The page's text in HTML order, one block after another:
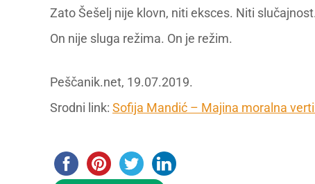
Zato Šešelj nije klovn, niti eksces. Niti slučajnost.
On nije sluga režima. On je režim.
Peščanik.net, 19.07.2019.
Srodni link: Sofija Mandić – Majina moralna